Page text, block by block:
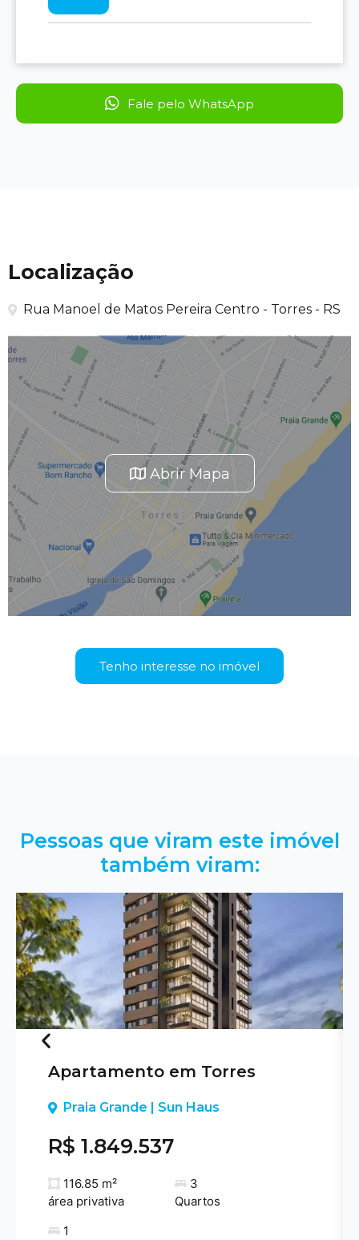
Fale pelo WhatsApp
Localização
Rua Manoel de Matos Pereira Centro - Torres - RS
Abrir Mapa
Tenho interesse no imóvel
Pessoas que viram este imóvel
também viram:
Previous
Apartamento em Torres
Praia Grande | Sun Haus
R$ 1.849.537
116.85 m²
área privativa
3
Quartos
1